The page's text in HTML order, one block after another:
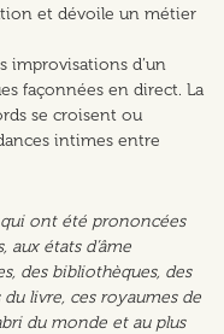
et dévoile un métier
improvisations d’un
façonnées en direct. La
se croisent ou
intimes entre
qui ont été prononcées
aux états d’âme
des bibliothèques, des
du livre, ces royaumes de
du monde et au plus